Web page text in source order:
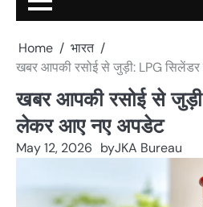
Home
भारत
खबर आपकी रसोई से जुड़ी: LPG
खबर आपकी रसोई से
लेकर आए नए अपडेट
May 12, 2026 byJKA Bureau